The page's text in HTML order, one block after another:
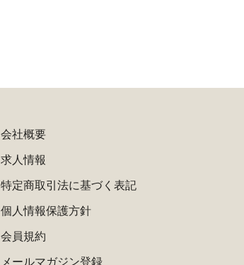
会社概要
求人情報
特定商取引法に基づく表記
個人情報保護方針
会員規約
メールマガジン登録